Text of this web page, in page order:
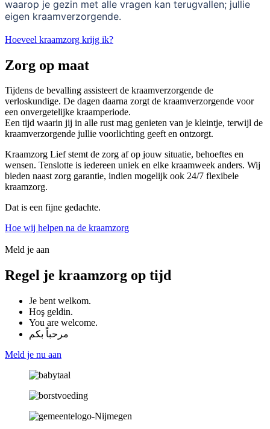
waarop je gezin met alle vragen kan terugvallen; jullie
eigen kraamverzorgende.
Hoeveel kraamzorg krijg ik?
Zorg op maat
Tijdens de bevalling assisteert de kraamverzorgende de
verloskundige. De dagen daarna zorgt de kraamverzorgende voor
een onvergetelijke kraamperiode.
Een tijd waarin jij in alle rust mag genieten van je kleintje, terwijl de
kraamverzorgende jullie voorlichting geeft en ontzorgt.
Kraamzorg Lief stemt de zorg af op jouw situatie, behoeftes en
wensen. Tenslotte is iedereen uniek en elke kraamweek anders. Wij
bieden naast zorg garantie, indien mogelijk ook 24/7 flexibele
kraamzorg.
Dat is een fijne gedachte.
Hoe wij helpen na de kraamzorg
Meld je aan
Regel je kraamzorg op tijd
Je bent welkom.
Hoş geldin.
You are welcome.
مرحباً بكم
Meld je nu aan